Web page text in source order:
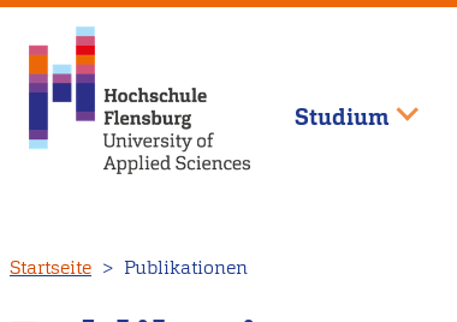
zum
Inhalt
Studium
Startseite Publikationen